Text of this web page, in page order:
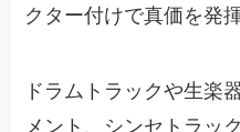
クター付けで真価を発
ドラムトラックや生楽
メント、シンセトラッ